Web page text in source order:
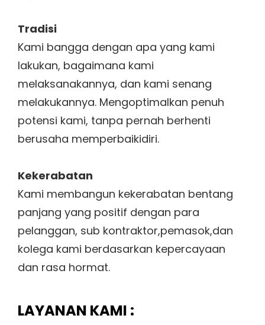
Tradisi
Kami bangga dengan apa yang kami
lakukan, bagaimana kami
melaksanakannya, dan kami senang
melakukannya. Mengoptimalkan penuh
potensi kami, tanpa pernah berhenti
berusaha memperbaikidiri.
Kekerabatan
Kami membangun kekerabatan bentang
panjang yang positif dengan para
pelanggan, sub kontraktor,pemasok,dan
kolega kami berdasarkan kepercayaan
dan rasa hormat.
LAYANAN KAMI :